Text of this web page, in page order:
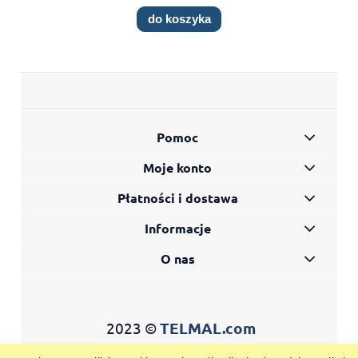
do koszyka
Pomoc
Moje konto
Płatności i dostawa
Informacje
O nas
2023 ©TELMAL.com